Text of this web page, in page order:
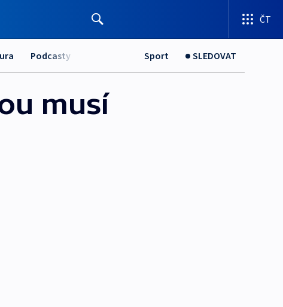
ČT
Podcasty Sport SLEDOVAT
musí